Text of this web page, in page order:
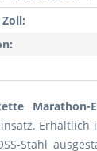
Marathon-E
Stahl